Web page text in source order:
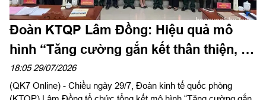
Đoàn KTQP Lâm Đồng: Hiệu quả mô
hình “Tăng cường gắn kết thân thiện, hỗ
trợ, giúp đỡ đồng bào dân tộc, tôn giáo”
18:05 29/07/2026
(QK7 Online) - Chiều ngày 29/7, Đoàn kinh tế quốc phòng